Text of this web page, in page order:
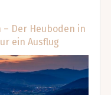
– Der Heuboden in
ein Ausflug